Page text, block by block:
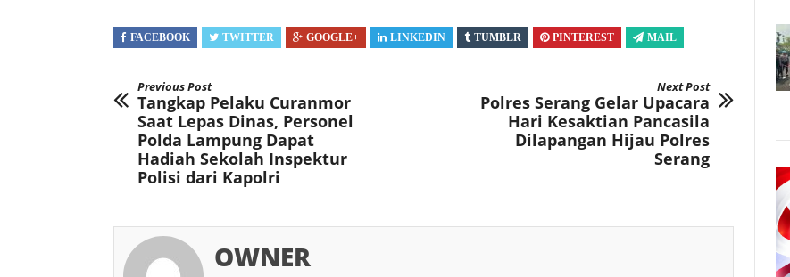
FACEBOOK TWITTER GOOGLE+ LINKEDIN TUMBLR PINTEREST MAIL
Previous Post
Tangkap Pelaku Curanmor
Saat Lepas Dinas, Personel
Polda Lampung Dapat
Hadiah Sekolah Inspektur
Polisi dari Kapolri
Next Post
Polres Serang Gelar Upacara
Hari Kesaktian Pancasila
Dilapangan Hijau Polres
Serang
OWNER